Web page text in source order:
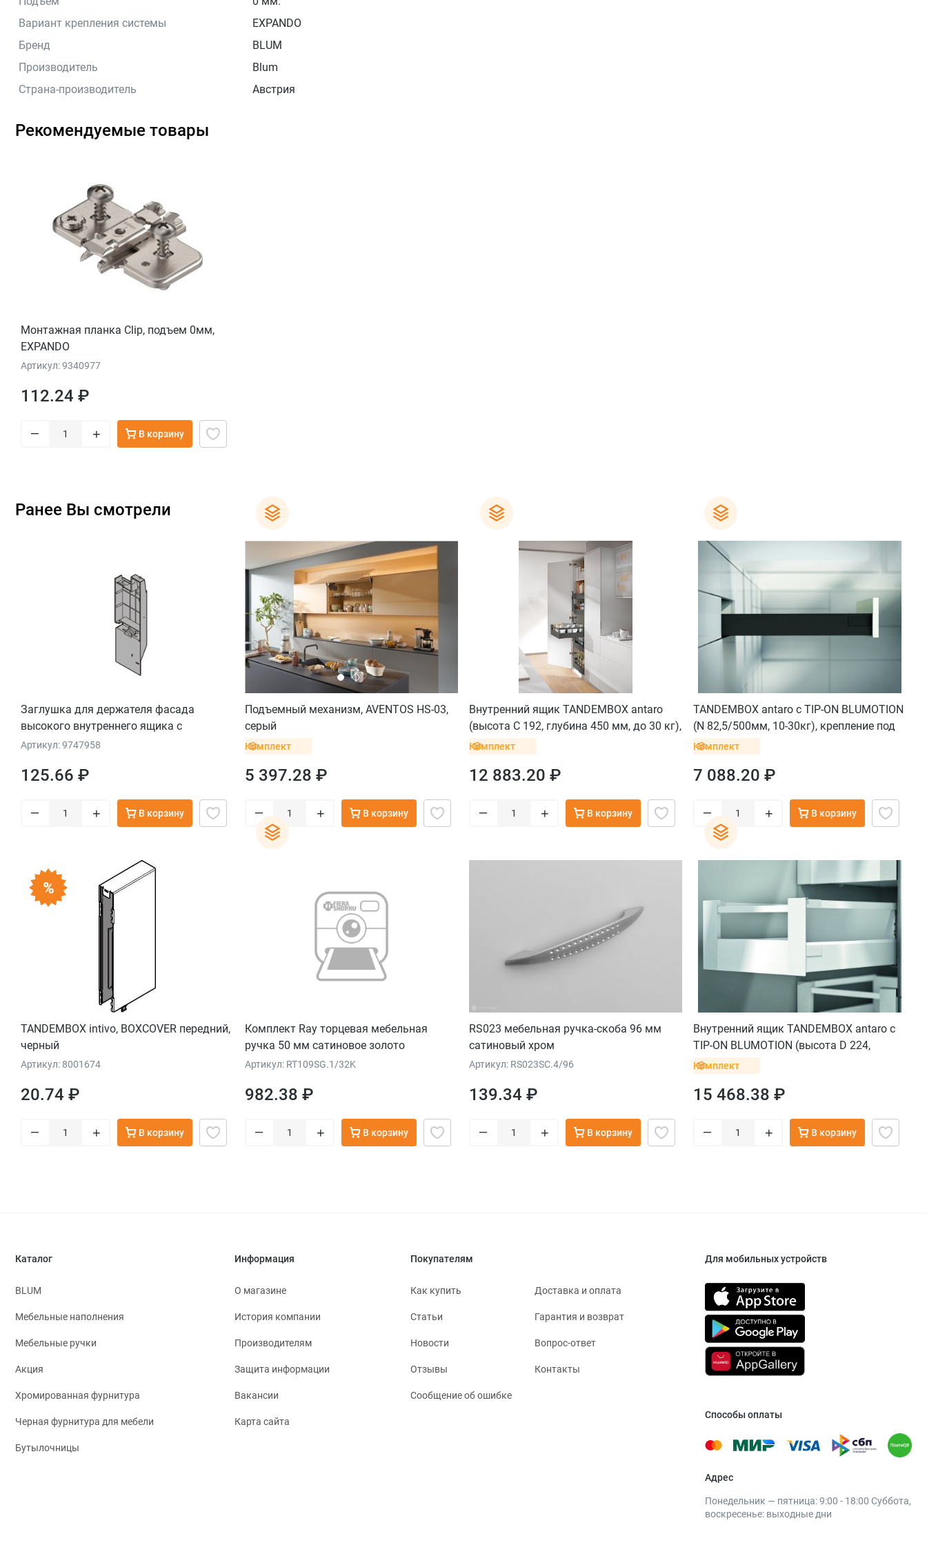
Вариант крепления системы
EXPANDO
Бренд
BLUM
Производитель
Blum
Страна-производитель
Австрия
Рекомендуемые товары
Монтажная планка Clip, подъем 0мм,
EXPANDO
Артикул: 9340977
112.24 ₽
– + В корзину
Ранее Вы смотрели
Заглушка для держателя фасада
высокого внутреннего ящика с
релингом, прав., пластмасса, серый
Артикул: 9747958
125.66 ₽
– + В корзину
Подъемный механизм, AVENTOS HS-03,
серый
Комплект
5 397.28 ₽
– + В корзину
Внутренний ящик TANDEMBOX antaro
(высота C 192, глубина 450 мм, до 30 кг),
серый орион
Комплект
12 883.20 ₽
– + В корзину
TANDEMBOX antaro с TIP-ON BLUMOTION
(N 82,5/500мм, 10-30кг), крепление под
саморезы, черный
Комплект
7 088.20 ₽
– + В корзину
TANDEMBOX intivo, BOXCOVER передний,
черный
Артикул: 8001674
20.74 ₽
– + В корзину
Комплект Ray торцевая мебельная
ручка 50 мм сатиновое золото
Артикул: RT109SG.1/32K
982.38 ₽
– + В корзину
RS023 мебельная ручка-скоба 96 мм
сатиновый хром
Артикул: RS023SC.4/96
139.34 ₽
– + В корзину
Внутренний ящик TANDEMBOX antaro с
TIP-ON BLUMOTION (высота D 224,
глубина 500 мм, вес ящика от 10 до 30
Комплект
15 468.38 ₽
– + В корзину
Каталог
BLUM
Мебельные наполнения
Мебельные ручки
Акция
Хромированная фурнитура
Черная фурнитура для мебели
Бутылочницы
Информация
О магазине
История компании
Производителям
Защита информации
Вакансии
Карта сайта
Покупателям
Как купить Доставка и оплата
Статьи Гарантия и возврат
Новости Вопрос-ответ
Отзывы Контакты
Сообщение об ошибке
Для мобильных устройств
Способы оплаты
Адрес
Понедельник — пятница: 9:00 - 18:00 Суббота,
воскресенье: выходные дни